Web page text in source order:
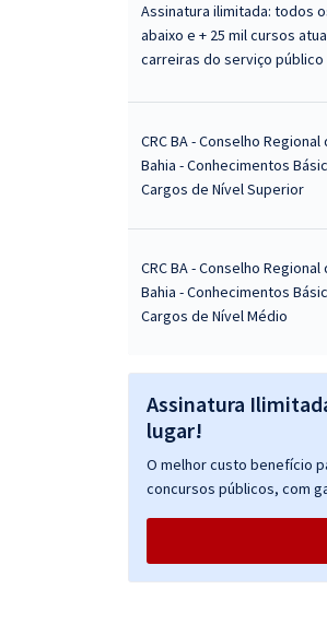
Assinatura ilimitada: todos
abaixo e + 25 mil cursos
carreiras do serviço público
CRC BA - Conselho
Bahia - Conhecimentos
Cargos de Nível Superior
CRC BA - Conselho
Bahia - Conhecimentos
Cargos de Nível Médio
Assinatura
lugar!
O melhor custo benefício
concursos públicos, com